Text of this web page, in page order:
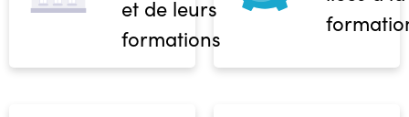
et de leurs
formations